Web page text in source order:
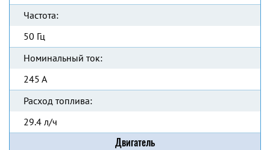
Частота:
50 Гц
Номинальный ток:
245 А
Расход топлива:
29.4 л/ч
Двигатель